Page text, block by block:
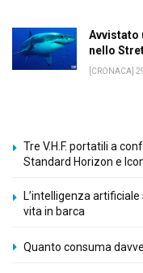
Avvistato
nello
[CRONACA]
Tre V.H.F. portatili a
Standard Horizon e
L’intelligenza artificiale
vita in barca
Quanto consuma